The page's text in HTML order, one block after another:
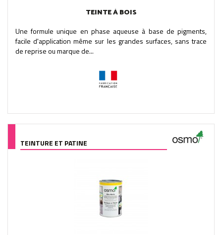
TEINTE À BOIS
Une formule unique en phase aqueuse à base de pigments,
facile d'application même sur les grandes surfaces, sans trace
de reprise ou marque de...
TEINTURE ET PATINE